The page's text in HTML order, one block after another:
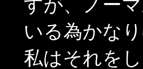
すが、ノー
いる為かな
私はそれを